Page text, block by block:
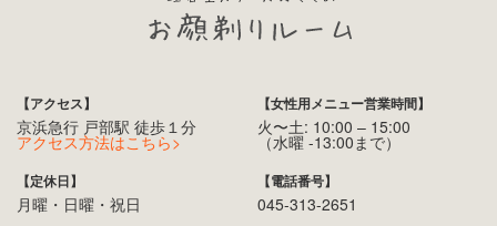
【アクセス】
京浜急行 戸部駅 徒歩１分
アクセス方法はこちら>
【女性用メニュー営業時間】
火〜土: 10:00 – 15:00
（水曜 -13:00まで）
【定休日】
月曜・日曜・祝日
【電話番号】
045-313-2651